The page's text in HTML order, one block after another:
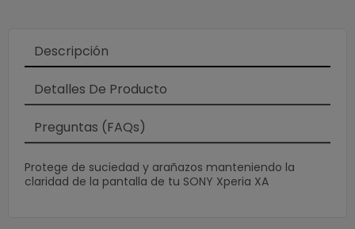
Descripción
Detalles De Producto
Preguntas (FAQs)
Protege de suciedad y arañazos manteniendo la
claridad de la pantalla de tu SONY Xperia XA